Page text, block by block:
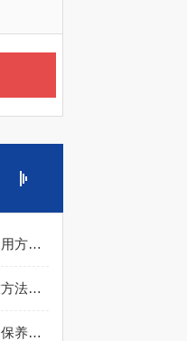
掌握超微量比色皿规范使用方法是实现微量精准的核心保障
超微量比色皿的科学存放方法是每一位科研人员需要学会的
超微量比色皿的定期维护保养方法详细介绍